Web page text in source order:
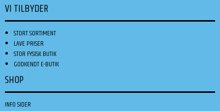
VI TILBYDER
STORT SORTIMENT
LAVE PRISER
STOR FYSISK BUTIK
GODKENDT E-BUTIK
SHOP
INFO SIDER